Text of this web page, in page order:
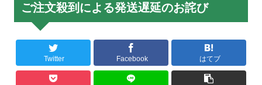
ご注文殺到による発送遅延のお詫び
Twitter Facebook はてブ